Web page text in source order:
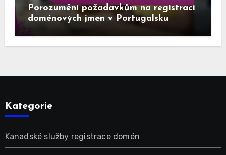
Porozumění požadavkům na registraci
doménových jmen v Portugalsku
Kategorie
Kanadské služby registrace domén